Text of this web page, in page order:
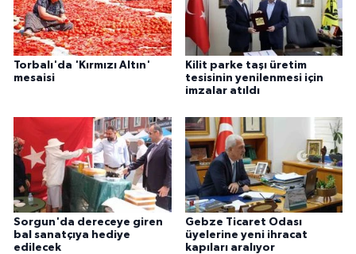
Torbalı'da 'Kırmızı Altın'
mesaisi
Kilit parke taşı üretim
tesisinin yenilenmesi için
imzalar atıldı
Sorgun'da dereceye giren
bal sanatçıya hediye
edilecek
Gebze Ticaret Odası
üyelerine yeni ihracat
kapıları aralıyor